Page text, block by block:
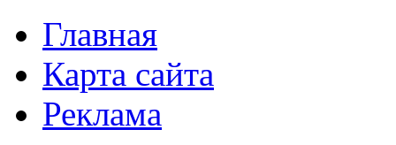
Главная
Карта сайта
Реклама